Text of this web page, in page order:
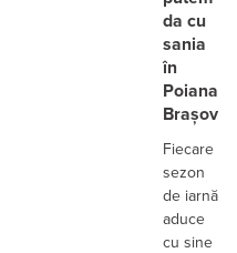
da cu
sania
în
Poiana
Brașov
Fiecare
sezon
de iarnă
aduce
cu sine